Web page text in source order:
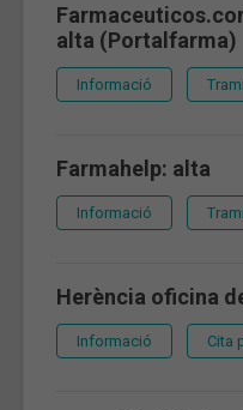
alta (Portalfarma)
Informació
Farmahelp: alta
Informació
Herència oficina
Informació Cita